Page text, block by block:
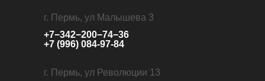
г. Пермь, ул Революции 13
г. Пермь, ул Малышева 3
+7−342−200−74−36
+7 (996) 084-97-84